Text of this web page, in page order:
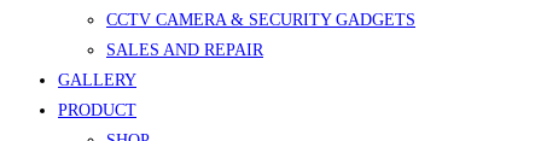
CCTV CAMERA & SECURITY GADGETS
SALES AND REPAIR
GALLERY
PRODUCT